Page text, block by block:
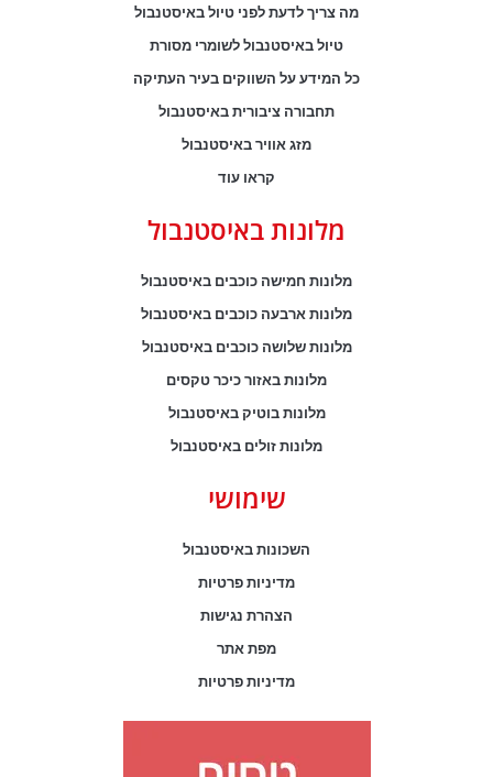
מה צריך לדעת לפני טיול באיסטנבול
טיול באיסטנבול לשומרי מסורת
כל המידע על השווקים בעיר העתיקה
תחבורה ציבורית באיסטנבול
מזג אוויר באיסטנבול
קראו עוד
מלונות באיסטנבול
מלונות חמישה כוכבים באיסטנבול
מלונות ארבעה כוכבים באיסטנבול
מלונות שלושה כוכבים באיסטנבול
מלונות באזור כיכר טקסים
מלונות בוטיק באיסטנבול
מלונות זולים באיסטנבול
שימושי
השכונות באיסטנבול
מדיניות פרטיות
הצהרת נגישות
מפת אתר
מדיניות פרטיות